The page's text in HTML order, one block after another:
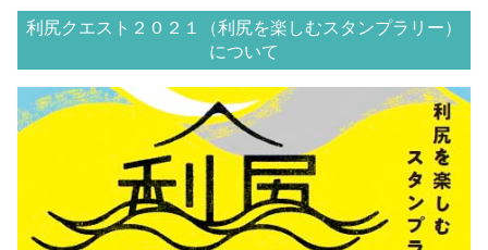
利尻クエスト２０２１（利尻を楽しむスタンプラリー）
について